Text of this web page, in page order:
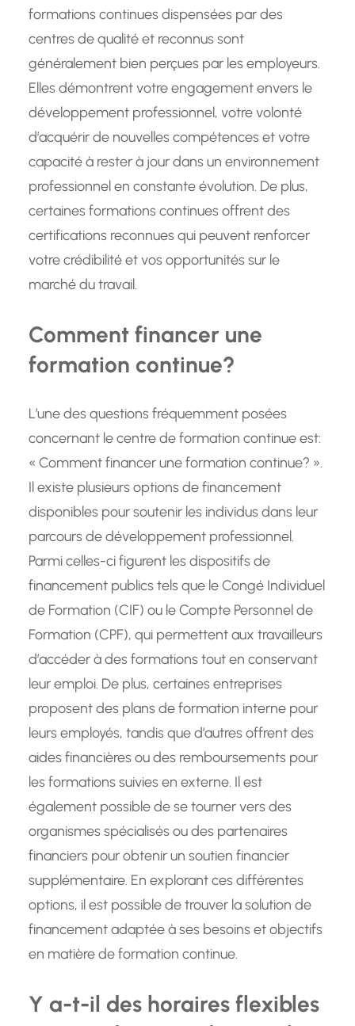
formations continues dispensées par des
centres de qualité et reconnus sont
généralement bien perçues par les employeurs.
Elles démontrent votre engagement envers le
développement professionnel, votre volonté
d’acquérir de nouvelles compétences et votre
capacité à rester à jour dans un environnement
professionnel en constante évolution. De plus,
certaines formations continues offrent des
certifications reconnues qui peuvent renforcer
votre crédibilité et vos opportunités sur le
marché du travail.
Comment financer une
formation continue?
L’une des questions fréquemment posées
concernant le centre de formation continue est:
« Comment financer une formation continue? ».
Il existe plusieurs options de financement
disponibles pour soutenir les individus dans leur
parcours de développement professionnel.
Parmi celles-ci figurent les dispositifs de
financement publics tels que le Congé Individuel
de Formation (CIF) ou le Compte Personnel de
Formation (CPF), qui permettent aux travailleurs
d’accéder à des formations tout en conservant
leur emploi. De plus, certaines entreprises
proposent des plans de formation interne pour
leurs employés, tandis que d’autres offrent des
aides financières ou des remboursements pour
les formations suivies en externe. Il est
également possible de se tourner vers des
organismes spécialisés ou des partenaires
financiers pour obtenir un soutien financier
supplémentaire. En explorant ces différentes
options, il est possible de trouver la solution de
financement adaptée à ses besoins et objectifs
en matière de formation continue.
Y a-t-il des horaires flexibles